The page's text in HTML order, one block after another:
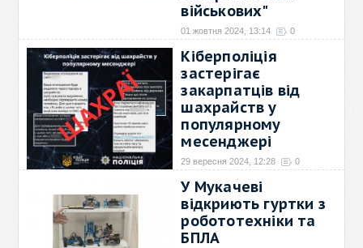
військових"
01 жовтня 2024, 13:14 0
10 дронів 68 бригаді
передадуть волонтери
Кіберполіція
застерігає
закарпатців від
шахрайств у
популярному
месенджері
29 вересня 2024, 12:28 0
Злочинці зламують облікові
записи користувачів→
У Мукачеві
відкриють гуртки з
робототехніки та
БПЛА